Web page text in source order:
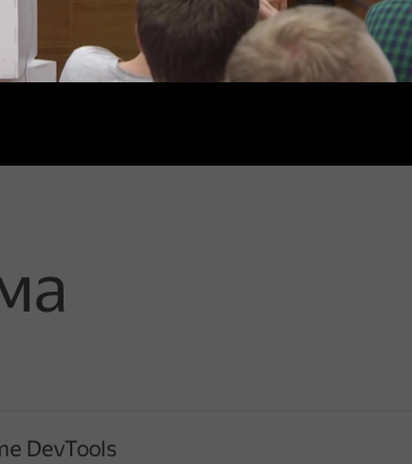
DevTools